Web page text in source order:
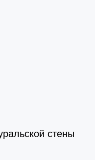
стены